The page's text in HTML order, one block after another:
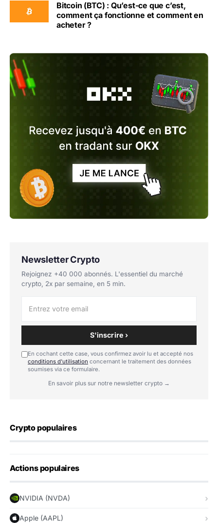
Bitcoin (BTC) : Qu’est-ce que c’est,
comment ça fonctionne et comment en
acheter ?
Newsletter Crypto
Rejoignez +40 000 abonnés. L'essentiel du marché
crypto, 2x par semaine, en 5 min.
S'inscrire ›
En cochant cette case, vous confirmez avoir lu et accepté nos
conditions d'utilisation concernant le traitement des données
soumises via ce formulaire.
En savoir plus sur notre newsletter crypto →
Crypto populaires
Actions populaires
NVIDIA (NVDA)
Apple (AAPL)